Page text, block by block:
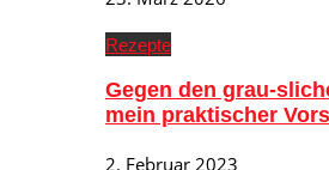
Rezepte
Gegen den grau-
mein praktischer
2. Februar 2023